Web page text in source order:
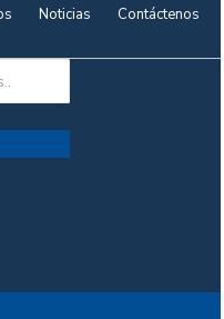
Noticias
Contáctenos